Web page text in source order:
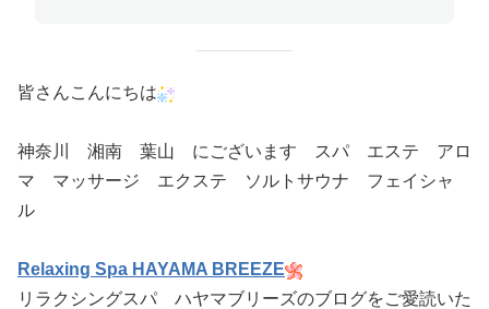
皆さんこんにちは
神奈川 湘南 葉山 にございます スパ エステ アロ
マ マッサージ エクステ ソルトサウナ フェイシャ
ル
Relaxing Spa HAYAMA BREEZE
リラクシングスパ ハヤマブリーズのブログをご愛読いた